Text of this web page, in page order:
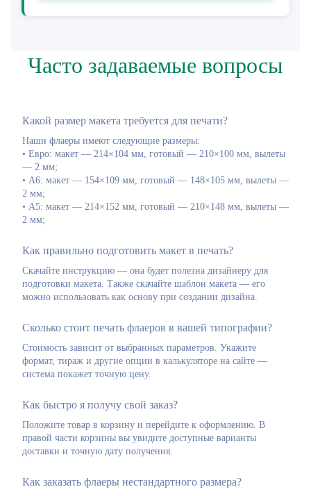
Часто задаваемые вопросы
Какой размер макета требуется для печати?
Наши флаеры имеют следующие размеры:
• Евро: макет — 214×104 мм, готовый — 210×100 мм, вылеты
— 2 мм;
• А6: макет — 154×109 мм, готовый — 148×105 мм, вылеты —
2 мм;
• А5: макет — 214×152 мм, готовый — 210×148 мм, вылеты —
2 мм;
Как правильно подготовить макет в печать?
Скачайте инструкцию — она будет полезна дизайнеру для
подготовки макета. Также скачайте шаблон макета — его
можно использовать как основу при создании дизайна.
Сколько стоит печать флаеров в вашей типографии?
Стоимость зависит от выбранных параметров. Укажите
формат, тираж и другие опции в калькуляторе на сайте —
система покажет точную цену.
Как быстро я получу свой заказ?
Положите товар в корзину и перейдите к оформлению. В
правой части корзины вы увидите доступные варианты
доставки и точную дату получения.
Как заказать флаеры нестандартного размера?